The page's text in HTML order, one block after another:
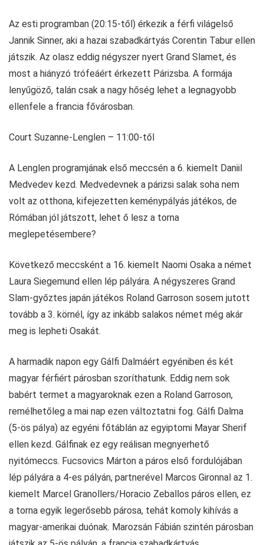
Az esti programban (20:15-től) érkezik a férfi világelső
Jannik Sinner, aki a hazai szabadkártyás Corentin Tabur ellen
játszik. Az olasz eddig négyszer nyert Grand Slamet, és
most a hiányzó trófeáért érkezett Párizsba. A formája
lenyűgöző, talán csak a nagy hőség lehet a legnagyobb
ellenfele a francia fővárosban.
Court Suzanne-Lenglen – 11:00-től
A Lenglen programjának első meccsén a 6. kiemelt Daniil
Medvedev kezd. Medvedevnek a párizsi salak soha nem
volt az otthona, kifejezetten keménypályás játékos, de
Rómában jól játszott, lehet ő lesz a torna
meglepetésembere?
Következő meccsként a 16. kiemelt Naomi Osaka a német
Laura Siegemund ellen lép pályára. A négyszeres Grand
Slam-győztes japán játékos Roland Garroson sosem jutott
tovább a 3. körnél, így az inkább salakos német még akár
meg is lepheti Osakát.
A harmadik napon egy Gálfi Dalmáért egyéniben és két
magyar férfiért párosban szoríthatunk. Eddig nem sok
babért termet a magyaroknak ezen a Roland Garroson,
remélhetőleg a mai nap ezen változtatni fog. Gálfi Dalma
(5-ös pálya) az egyéni főtáblán az egyiptomi Mayar Sherif
ellen kezd. Gálfinak ez egy reálisan megnyerhető
nyitómeccs. Fucsovics Márton a páros első fordulójában
lép pályára a 4-es pályán, partnerével Marcos Gironnal az 1.
kiemelt Marcel Granollers/Horacio Zeballos páros ellen, ez
a torna egyik legerősebb párosa, tehát komoly kihívás a
magyar-amerikai duónak. Marozsán Fábián szintén párosban